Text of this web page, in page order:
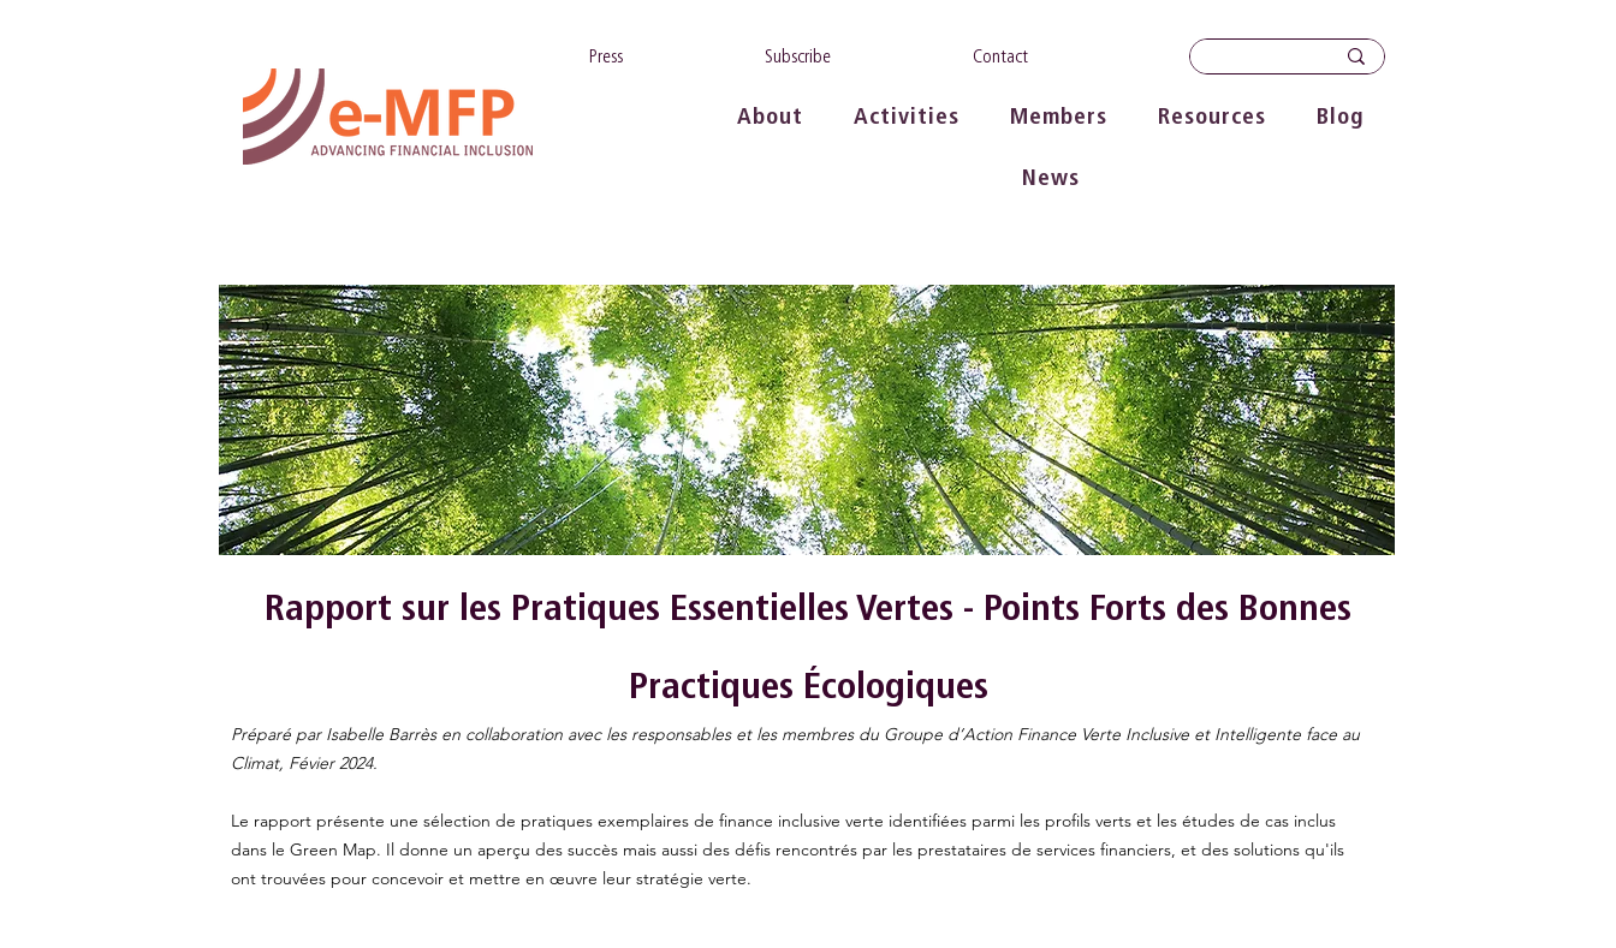
Press Subscribe Contact
About Activities Members Resources Blog
News
Rapport sur les Pratiques Essentielles Vertes - Points Forts des Bonnes
Practiques Écologiques
Préparé par Isabelle Barrès en collaboration avec les responsables et les membres du Groupe d’Action Finance Verte Inclusive et Intelligente face au
Climat, Févier 2024.
Le rapport présente une sélection de pratiques exemplaires de finance inclusive verte identifiées parmi les profils verts et les études de cas inclus
dans le Green Map. Il donne un aperçu des succès mais aussi des défis rencontrés par les prestataires de services financiers, et des solutions qu'ils
ont trouvées pour concevoir et mettre en œuvre leur stratégie verte.